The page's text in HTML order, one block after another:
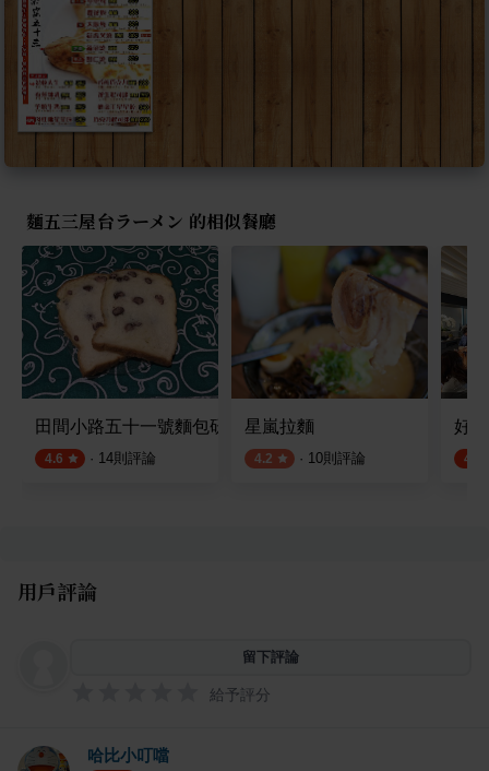
麵五三屋台ラーメン 的相似餐廳
田間小路五十一號麵包研究所
4.6 · 14則評論
星嵐拉麵
4.2 · 10則評論
好
4.5
用戶評論
留下評論
給予評分
哈比小叮噹